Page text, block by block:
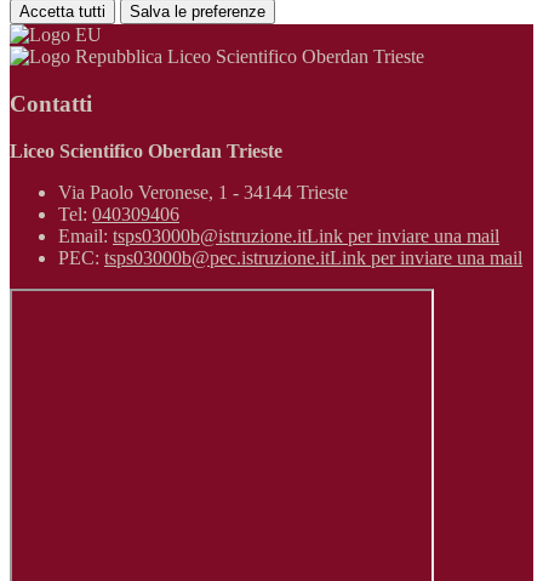
Accetta tutti Salva le preferenze
Liceo Scientifico Oberdan Trieste
Contatti
Liceo Scientifico Oberdan Trieste
Via Paolo Veronese, 1 - 34144 Trieste
Tel: 040309406
Email: tsps03000b@istruzione.itLink per inviare una mail
PEC: tsps03000b@pec.istruzione.itLink per inviare una mail